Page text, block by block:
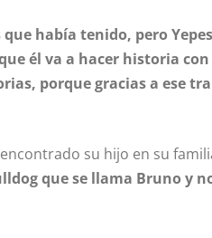
había tenido, pero
él va a hacer historia con
porque gracias a ese
su hijo en su
que se llama Bruno y